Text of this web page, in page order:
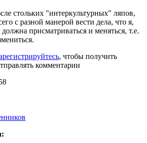
стольких "интеркультурных" ляпов,
с разной манерой вести дела, что я,
присматриваться и меняться, т.е.
, чтобы получить
комментарии